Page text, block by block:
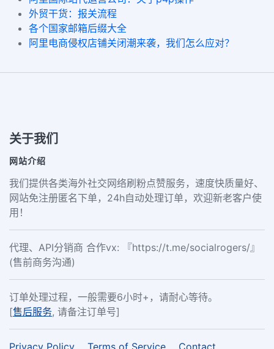
外贸干货：报关流程
各个国家邮箱后缀大全
阿里电商侵权店铺关闭潮来袭，我们怎么应对？
关于我们
网站介绍
我们提供各类海外社交网络刷粉点赞服务，速度快质量好、
网站免注册匿名下单，24h自动处理订单，欢迎新老客户使
用！
代理、API分销商 合作vx: 『https://t.me/socialrogers/』
(售前商务沟通)
订单处理过程，一般需要6小时+，请耐心等待。
[售后服务, 请备注订单号]
Privacy Policy Terms of Service Contact